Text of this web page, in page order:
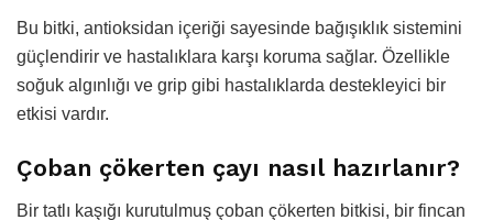
Bu bitki, antioksidan içeriği sayesinde bağışıklık sistemini
güçlendirir ve hastalıklara karşı koruma sağlar. Özellikle
soğuk algınlığı ve grip gibi hastalıklarda destekleyici bir
etkisi vardır.
Çoban çökerten çayı nasıl hazırlanır?
Bir tatlı kaşığı kurutulmuş çoban çökerten bitkisi, bir fincan